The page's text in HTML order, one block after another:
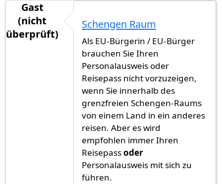
Gast
(nicht
überprüft)
Schengen Raum
Als EU-Bürgerin / EU-Bürger
brauchen Sie Ihren
Personalausweis oder
Reisepass nicht vorzuzeigen,
wenn Sie innerhalb des
grenzfreien Schengen-Raums
von einem Land in ein anderes
reisen. Aber es wird
empfohlen immer Ihren
Reisepassoder
Personalausweis mit sich zu
führen.